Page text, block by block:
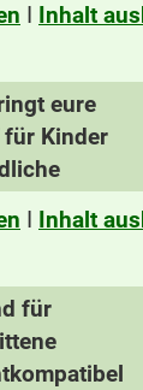
I Inhalt
eure
für Kinder
I Inhalt
für